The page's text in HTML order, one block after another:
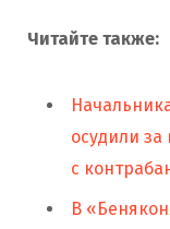
Читайте также:
осудили
с
В